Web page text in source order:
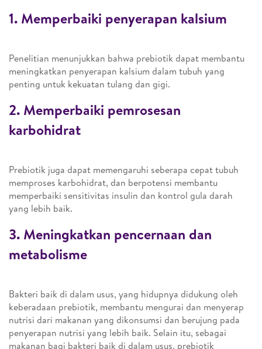
1. Memperbaiki penyerapan kalsium
Penelitian menunjukkan bahwa prebiotik dapat membantu
meningkatkan penyerapan kalsium dalam tubuh yang
penting untuk kekuatan tulang dan gigi.
2. Memperbaiki pemrosesan
karbohidrat
Prebiotik juga dapat memengaruhi seberapa cepat tubuh
memproses karbohidrat, dan berpotensi membantu
memperbaiki sensitivitas insulin dan kontrol gula darah
yang lebih baik.
3. Meningkatkan pencernaan dan
metabolisme
Bakteri baik di dalam usus, yang hidupnya didukung oleh
keberadaan prebiotik, membantu mengurai dan menyerap
nutrisi dari makanan yang dikonsumsi dan berujung pada
penyerapan nutrisi yang lebih baik. Selain itu, sebagai
makanan bagi bakteri baik di dalam usus, prebiotik